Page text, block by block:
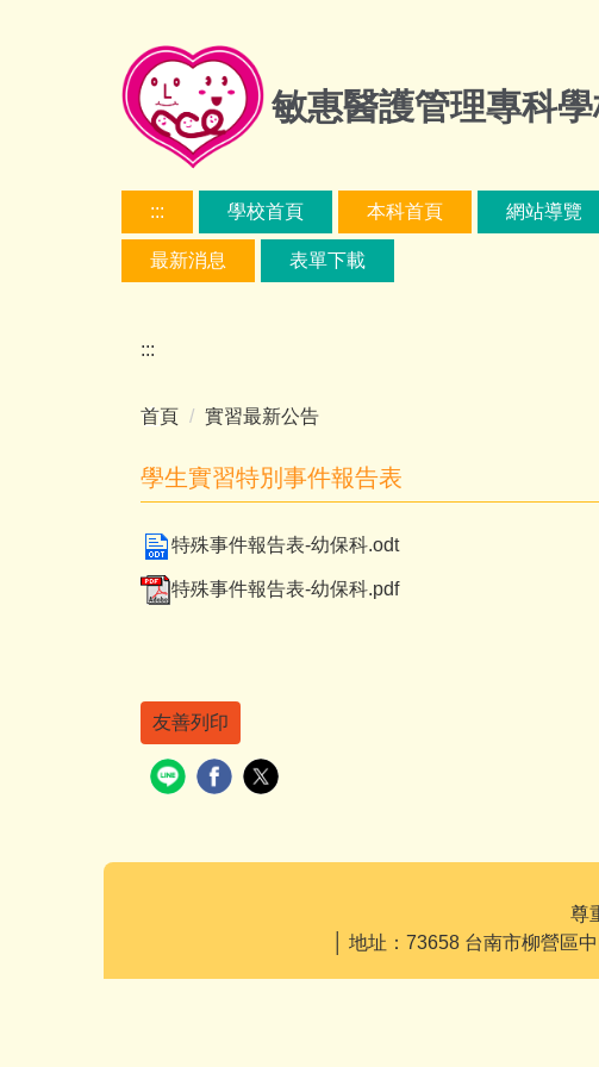
敏惠醫護管理專科
::: 學校首頁 本科首頁 網站導覽
最新消息 表單下載
:::
首頁 實習最新公告
學生實習特別事件報告表
特殊事件報告表-幼保科.odt
特殊事件報告表-幼保科.pdf
友善列印
尊
│ 地址：73658 台南市柳營區